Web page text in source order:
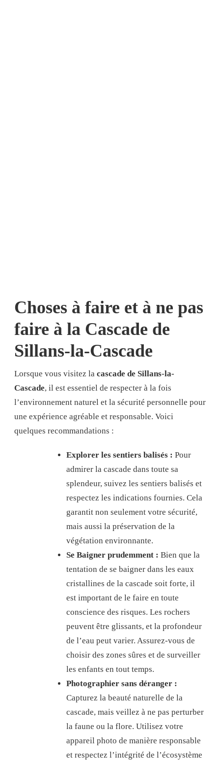
Choses à faire et à ne pas
faire à la Cascade de
Sillans-la-Cascade
Lorsque vous visitez la cascade de Sillans-la-
Cascade, il est essentiel de respecter à la fois
l’environnement naturel et la sécurité personnelle pour
une expérience agréable et responsable. Voici
quelques recommandations :
Explorer les sentiers balisés : Pour
admirer la cascade dans toute sa
splendeur, suivez les sentiers balisés et
respectez les indications fournies. Cela
garantit non seulement votre sécurité,
mais aussi la préservation de la
végétation environnante.
Se Baigner prudemment : Bien que la
tentation de se baigner dans les eaux
cristallines de la cascade soit forte, il
est important de le faire en toute
conscience des risques. Les rochers
peuvent être glissants, et la profondeur
de l’eau peut varier. Assurez-vous de
choisir des zones sûres et de surveiller
les enfants en tout temps.
Photographier sans déranger :
Capturez la beauté naturelle de la
cascade, mais veillez à ne pas perturber
la faune ou la flore. Utilisez votre
appareil photo de manière responsable
et respectez l’intégrité de l’écosystème